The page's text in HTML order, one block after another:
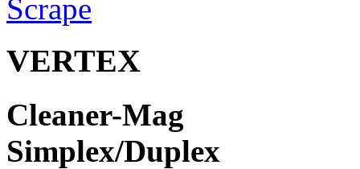
VERTEX
Cleaner-Mag
Simplex/Duplex